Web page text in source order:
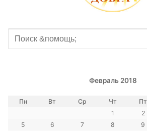
Найти:
Февраль 2018
Пн Вт Ср Чт Пт
1
2
5
6 7 8 9